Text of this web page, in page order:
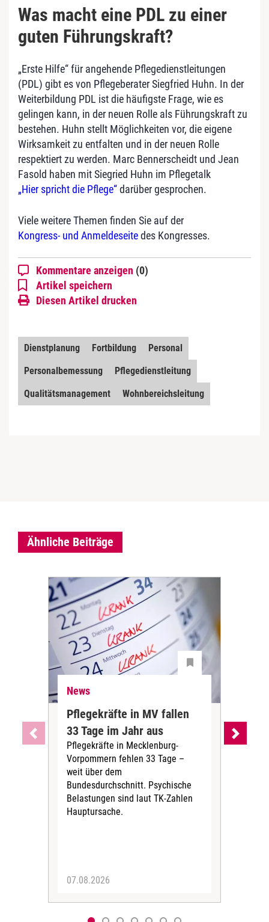
Was macht eine PDL zu einer
guten Führungskraft?
„Erste Hilfe“ für angehende Pflegedienstleitungen
(PDL) gibt es von Pflegeberater Siegfried Huhn. In der
Weiterbildung PDL ist die häufigste Frage, wie es
gelingen kann, in der neuen Rolle als Führungskraft zu
bestehen. Huhn stellt Möglichkeiten vor, die eigene
Wirksamkeit zu entfalten und in der neuen Rolle
respektiert zu werden. Marc Bennerscheidt und Jean
Fasold haben mit Siegried Huhn im Pflegetalk
„Hier spricht die Pflege“darüber gesprochen.
Viele weitere Themen finden Sie auf der
Kongress- und Anmeldeseitedes Kongresses.
Kommentare anzeigen (0)
Artikel speichern
Diesen Artikel drucken
Dienstplanung Fortbildung
Personal
Personalbemessung
Pflegedienstleitung
Qualitätsmanagement
Wohnbereichsleitung
Ähnliche Beiträge
News
Pflegekräfte in MV fallen
33 Tage im Jahr aus
Pflegekräfte in Mecklenburg-
Vorpommern fehlen 33 Tage –
weit über dem
Bundesdurchschnitt. Psychische
Belastungen sind laut TK-Zahlen
Hauptursache.
07.08.2026